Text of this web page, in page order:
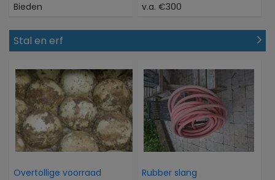
Bieden
v.a. €300
Stal en erf
Overtollige voorraad
Rubber slang